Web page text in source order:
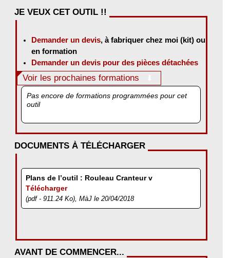
JE VEUX CET OUTIL !!
Demander un devis, à fabriquer chez moi (kit) ou
en formation
Demander un devis pour des pièces détachées
Voir les prochaines formations
Pas encore de formations programmées pour cet
outil
DOCUMENTS À TÉLÉCHARGER
Plans de l’outil : Rouleau Cranteur v
Télécharger
(pdf - 911.24 Ko), MàJ le 20/04/2018
AVANT DE COMMENCER...